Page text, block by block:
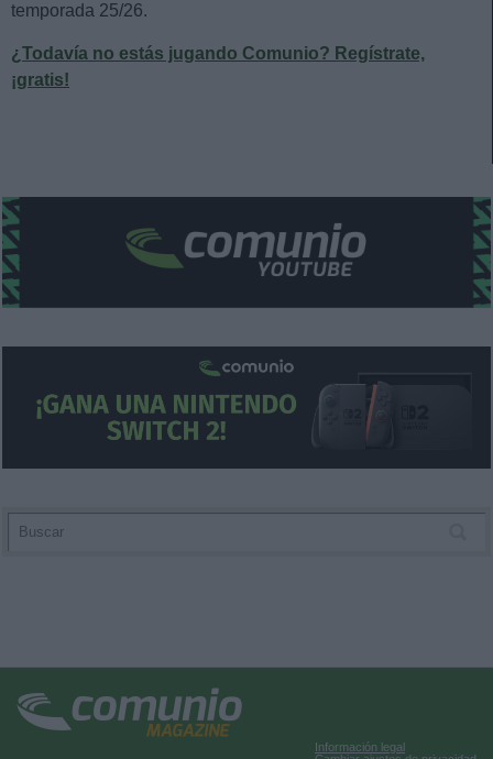
temporada 25/26.
¿Todavía no estás jugando Comunio? Regístrate,
¡gratis!
Información legal